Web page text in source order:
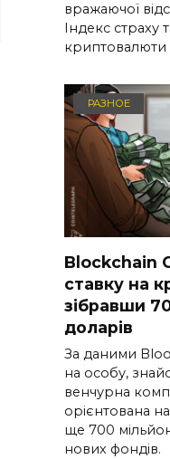
вражаючої
Індекс страху
криптовалюти
РАЗНОЕ
Blockchain
ставку на
зібравши
доларів
За даними
на особу,
венчурна
орієнтована
ще 700
нових фондів.